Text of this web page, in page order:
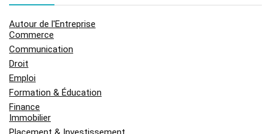
Autour de l'Entreprise
Commerce
Communication
Droit
Emploi
Formation & Éducation
Finance
Immobilier